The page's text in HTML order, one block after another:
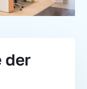
der